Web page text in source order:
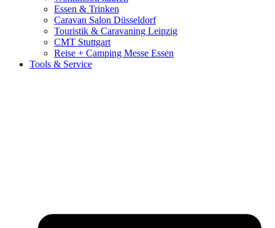
Essen & Trinken
Caravan Salon Düsseldorf
Touristik & Caravaning Leipzig
CMT Stuttgart
Reise + Camping Messe Essen
Tools & Service